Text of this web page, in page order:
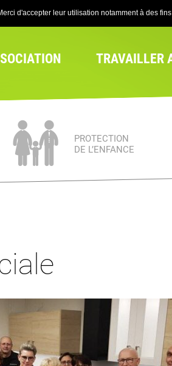
TRAVAILLER
PROTECTION
DE L’ENFANCE
d'accepter leur utilisation notamment à des